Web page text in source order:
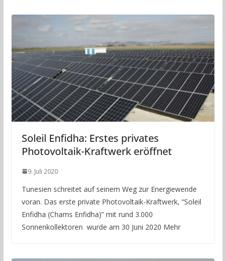
Soleil Enfidha: Erstes privates
Photovoltaik-Kraftwerk eröffnet
9. Juli 2020
Tunesien schreitet auf seinem Weg zur Energiewende
voran. Das erste private Photovoltaik-Kraftwerk, “Soleil
Enfidha (Chams Enfidha)” mit rund 3.000
Sonnenkollektoren wurde am 30 Juni 2020 Mehr